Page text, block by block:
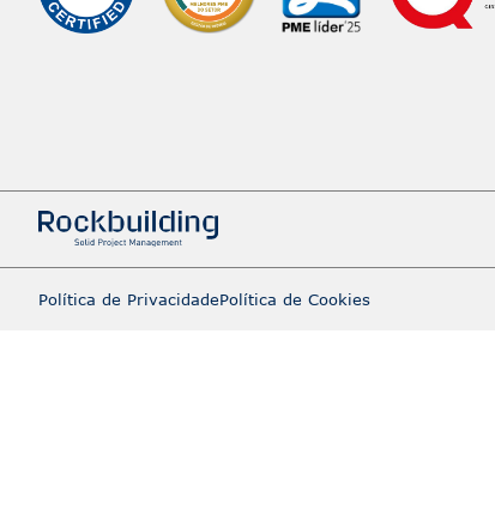
Política de PrivacidadePolítica de Cookies